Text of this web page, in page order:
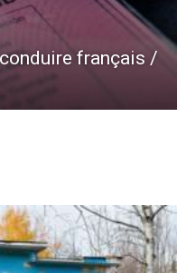
français /